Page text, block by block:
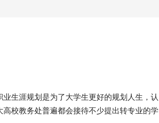
生涯规划是为了大学生更好的规划人生，认
校教务处普遍都会接待不少提出转专业的学